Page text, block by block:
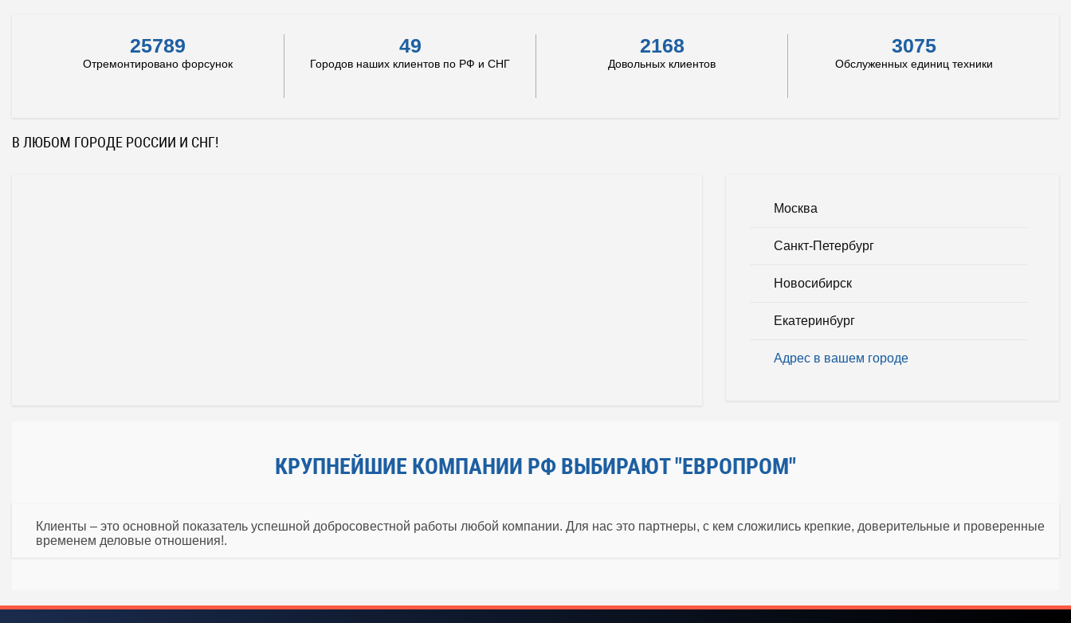
25789
Отремонтировано форсунок
49
Городов наших клиентов по РФ и СНГ
2168
Довольных клиентов
3075
Обслуженных единиц техники
В ЛЮБОМ ГОРОДЕ РОССИИ И СНГ!
Москва
Санкт-Петербург
Новосибирск
Екатеринбург
Адрес в вашем городе
КРУПНЕЙШИЕ КОМПАНИИ РФ ВЫБИРАЮТ "ЕВРОПРОМ"
Клиенты – это основной показатель успешной добросовестной работы любой компании. Для нас это партнеры, с кем сложились крепкие, доверительные и проверенные
временем деловые отношения!.